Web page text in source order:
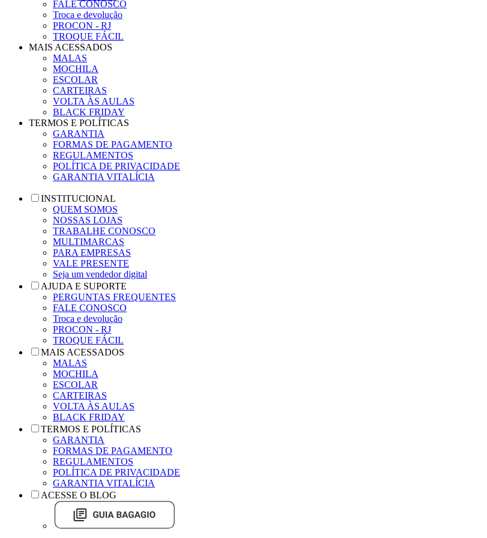
FALE CONOSCO
Troca e devolução
PROCON - RJ
TROQUE FÁCIL
MAIS ACESSADOS
MALAS
MOCHILA
ESCOLAR
CARTEIRAS
VOLTA ÀS AULAS
BLACK FRIDAY
TERMOS E POLÍTICAS
GARANTIA
FORMAS DE PAGAMENTO
REGULAMENTOS
POLÍTICA DE PRIVACIDADE
GARANTIA VITALÍCIA
INSTITUCIONAL
QUEM SOMOS
NOSSAS LOJAS
TRABALHE CONOSCO
MULTIMARCAS
PARA EMPRESAS
VALE PRESENTE
Seja um vendedor digital
AJUDA E SUPORTE
PERGUNTAS FREQUENTES
FALE CONOSCO
Troca e devolução
PROCON - RJ
TROQUE FÁCIL
MAIS ACESSADOS
MALAS
MOCHILA
ESCOLAR
CARTEIRAS
VOLTA ÀS AULAS
BLACK FRIDAY
TERMOS E POLÍTICAS
GARANTIA
FORMAS DE PAGAMENTO
REGULAMENTOS
POLÍTICA DE PRIVACIDADE
GARANTIA VITALÍCIA
ACESSE O BLOG